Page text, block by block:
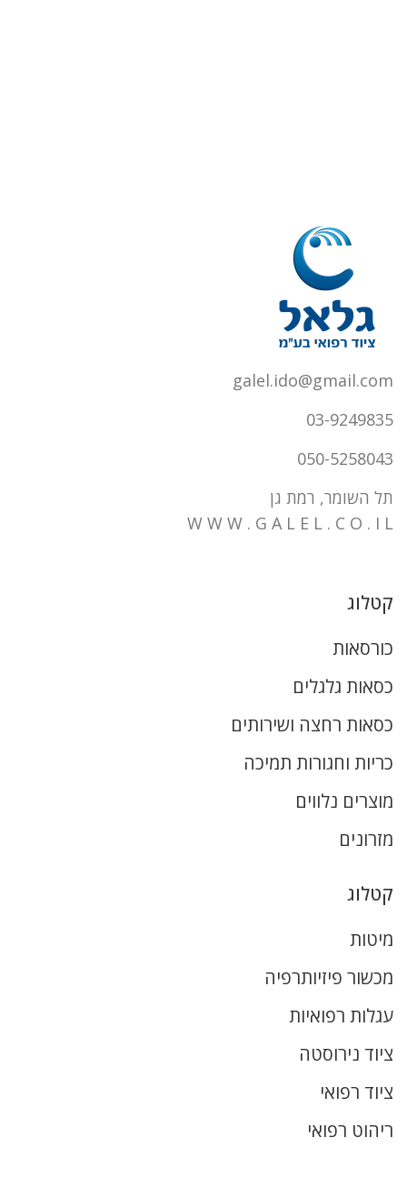
galel.ido@gmail.com
03-9249835
050-5258043
תל השומר, רמת גן
W W W . G A L E L . C O . I L
קטלוג
כורסאות
כסאות גלגלים
כסאות רחצה ושירותים
כריות וחגורות תמיכה
מוצרים נלווים
מזרונים
קטלוג
מיטות
מכשור פיזיותרפיה
עגלות רפואיות
ציוד נירוסטה
ציוד רפואי
ריהוט רפואי